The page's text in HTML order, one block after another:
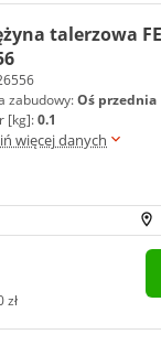
talerzowa
zabudowy:Oś przednia
[kg]:0.1
więcej danych
zł